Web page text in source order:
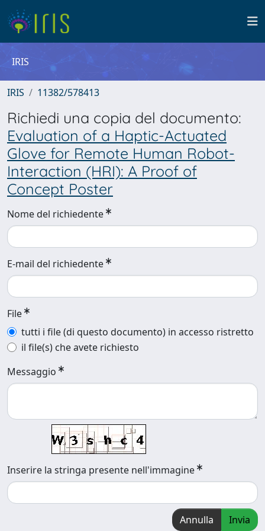
IRIS
IRIS 11382/578413
Richiedi una copia del documento:
Evaluation of a Haptic-Actuated
Glove for Remote Human Robot-
Interaction (HRI): A Proof of
Concept Poster
Nome del richiedente
E-mail del richiedente
File
tutti i file (di questo documento) in accesso ristretto
il file(s) che avete richiesto
Messaggio
Inserire la stringa presente nell'immagine
Annulla Invia